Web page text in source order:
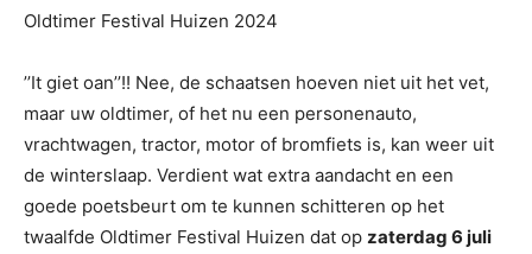
Oldtimer Festival Huizen 2024
’’It giet oan’’!! Nee, de schaatsen hoeven niet uit het vet,
maar uw oldtimer, of het nu een personenauto,
vrachtwagen, tractor, motor of bromfiets is, kan weer uit
de winterslaap. Verdient wat extra aandacht en een
goede poetsbeurt om te kunnen schitteren op het
twaalfde Oldtimer Festival Huizen dat op zaterdag 6 juli